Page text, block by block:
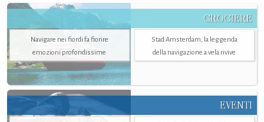
CROCIERE
Navigare nei fiordi fa fiorire
emozioni profondissime
Stad Amsterdam, la leggenda
della navigazione a vela rivive
EVENTI